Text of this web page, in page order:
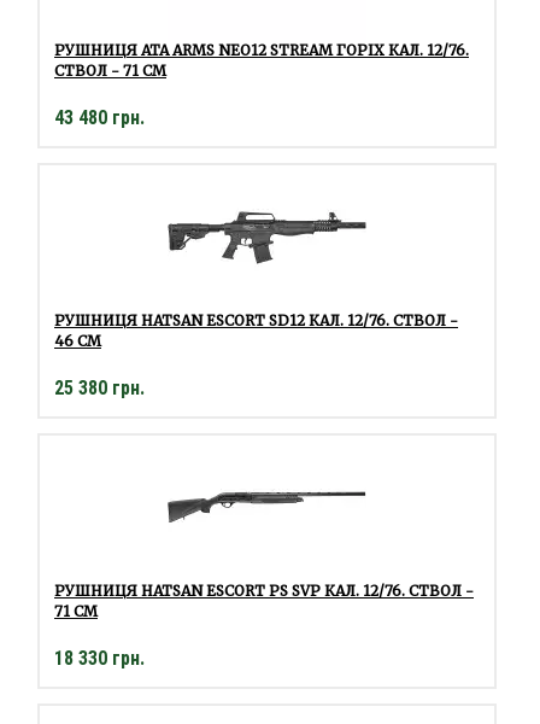
РУШНИЦЯ ATA ARMS NEO12 STREAM ГОРІХ КАЛ. 12/76.
СТВОЛ - 71 СМ
43 480 грн.
РУШНИЦЯ HATSAN ESCORT SD12 КАЛ. 12/76. СТВОЛ -
46 СМ
25 380 грн.
РУШНИЦЯ HATSAN ESCORT PS SVP КАЛ. 12/76. СТВОЛ -
71 СМ
18 330 грн.